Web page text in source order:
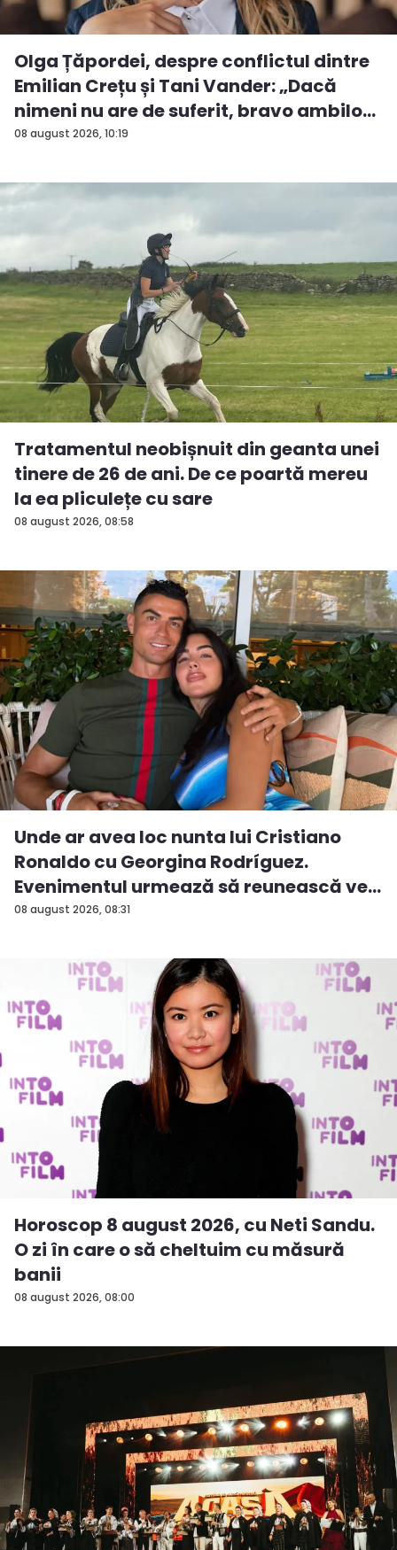
08 august 2026, 10:19
Olga Țăpordei, despre conflictul dintre
Emilian Crețu și Tani Vander: „Dacă
nimeni nu are de suferit, bravo ambilo...
08 august 2026, 08:58
Tratamentul neobișnuit din geanta unei
tinere de 26 de ani. De ce poartă mereu
la ea pliculețe cu sare
08 august 2026, 08:31
Unde ar avea loc nunta lui Cristiano
Ronaldo cu Georgina Rodríguez.
Evenimentul urmează să reunească ve...
08 august 2026, 08:00
Horoscop 8 august 2026, cu Neti Sandu.
O zi în care o să cheltuim cu măsură
banii